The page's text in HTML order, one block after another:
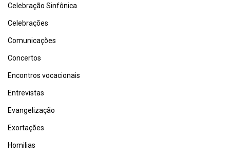
Celebração Sinfônica
Celebrações
Comunicações
Concertos
Encontros vocacionais
Entrevistas
Evangelização
Exortações
Homilias